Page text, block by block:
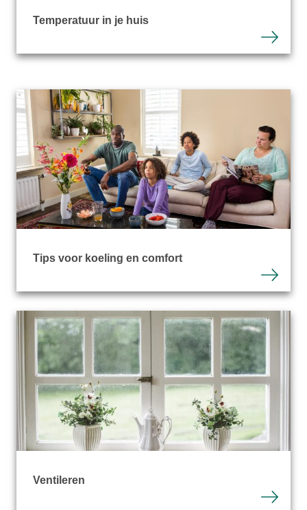
Temperatuur in je huis
Tips voor koeling en comfort
Ventileren